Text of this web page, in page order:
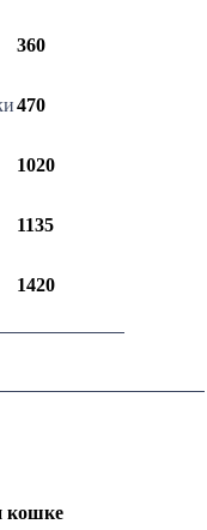
360
470
1020
1135
1420
кошке